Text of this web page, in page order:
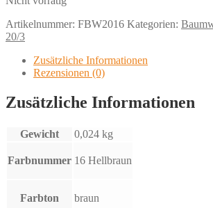
Artikelnummer: FBW2016 Kategorien:
20/3
Zusätzliche Informationen
Rezensionen (0)
Zusätzliche Informationen
Gewicht 0,024 kg
Farbnummer 16 Hellbraun
Farbton braun